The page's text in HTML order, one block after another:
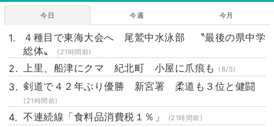
今日 今週 今月
４種目で東海大会へ 尾鷲中水泳部 〝最後の県中学
総体〟
(21時間前)
上里、船津にクマ 紀北町 小屋に爪痕も (8/5)
剣道で４２年ぶり優勝 新宮署 柔道も３位と健闘
(21時間前)
不連続線「食料品消費税１％」 (21時間前)